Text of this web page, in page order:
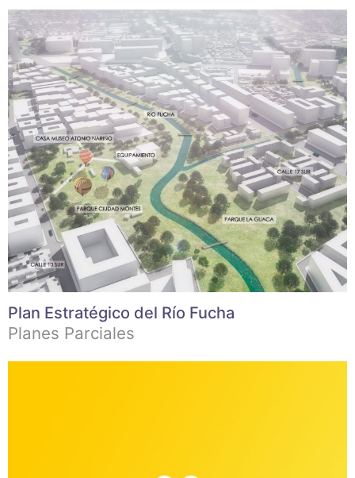
Plan Estratégico del Río Fucha
Planes Parciales